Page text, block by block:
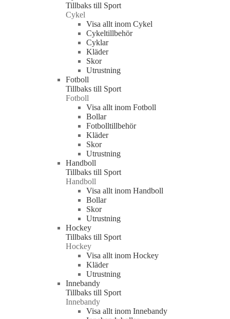
Tillbaks till Sport
Cykel
Visa allt inom Cykel
Cykeltillbehör
Cyklar
Kläder
Skor
Utrustning
Fotboll
Tillbaks till Sport
Fotboll
Visa allt inom Fotboll
Bollar
Fotbolltillbehör
Kläder
Skor
Utrustning
Handboll
Tillbaks till Sport
Handboll
Visa allt inom Handboll
Bollar
Skor
Utrustning
Hockey
Tillbaks till Sport
Hockey
Visa allt inom Hockey
Kläder
Utrustning
Innebandy
Tillbaks till Sport
Innebandy
Visa allt inom Innebandy